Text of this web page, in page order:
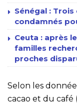
Sénégal :
condamnés
Ceuta : après
familles
proches
Selon les
cacao et du café